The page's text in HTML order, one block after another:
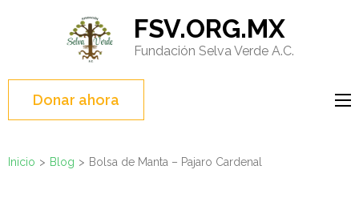
(presione
Entrar)
FSV.ORG.MX
Fundación Selva Verde A.C.
Donar ahora
Inicio > Blog > Bolsa de Manta – Pajaro Cardenal